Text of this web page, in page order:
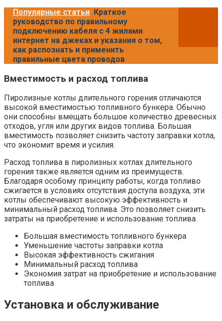
Популярные статьи Краткое
руководство по правильному
подключению кабеля с 4 жилами
интернет на джеках и указания о том,
как распознать и применить
правильные цвета проводов
Вместимость и расход топлива
Пиролизные котлы длительного горения отличаются
высокой вместимостью топливного бункера. Обычно
они способны вмещать большое количество древесных
отходов, угля или других видов топлива. Большая
вместимость позволяет снизить частоту заправки котла,
что экономит время и усилия.
Расход топлива в пиролизных котлах длительного
горения также является одним из преимуществ.
Благодаря особому принципу работы, когда топливо
сжигается в условиях отсутствия доступа воздуха, эти
котлы обеспечивают высокую эффективность и
минимальный расход топлива. Это позволяет снизить
затраты на приобретение и использование топлива.
Большая вместимость топливного бункера
Уменьшение частоты заправки котла
Высокая эффективность сжигания
Минимальный расход топлива
Экономия затрат на приобретение и использование
топлива
Установка и обслуживание